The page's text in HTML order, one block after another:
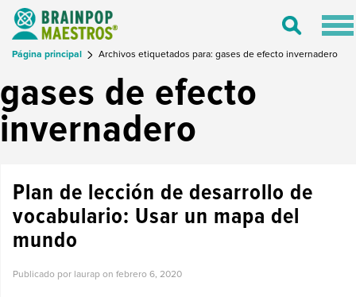
Toggle
Página principal Archivos etiquetados para: gases de efecto invernadero
gases de efecto
invernadero
Plan de lección de desarrollo de
vocabulario: Usar un mapa del
mundo
Publicado por laurap on febrero 6, 2020